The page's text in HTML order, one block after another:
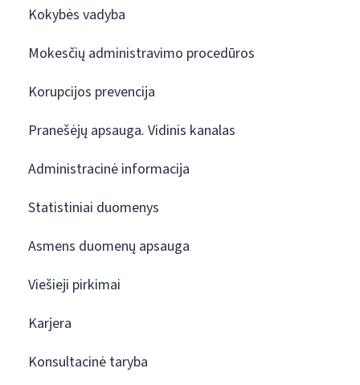
Kokybės vadyba
Mokesčių administravimo procedūros
Korupcijos prevencija
Pranešėjų apsauga. Vidinis kanalas
Administracinė informacija
Statistiniai duomenys
Asmens duomenų apsauga
Viešieji pirkimai
Karjera
Konsultacinė taryba